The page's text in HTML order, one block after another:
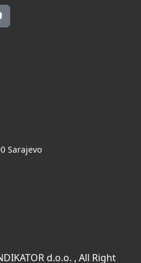
Sarajevo
d.o.o. , All Right